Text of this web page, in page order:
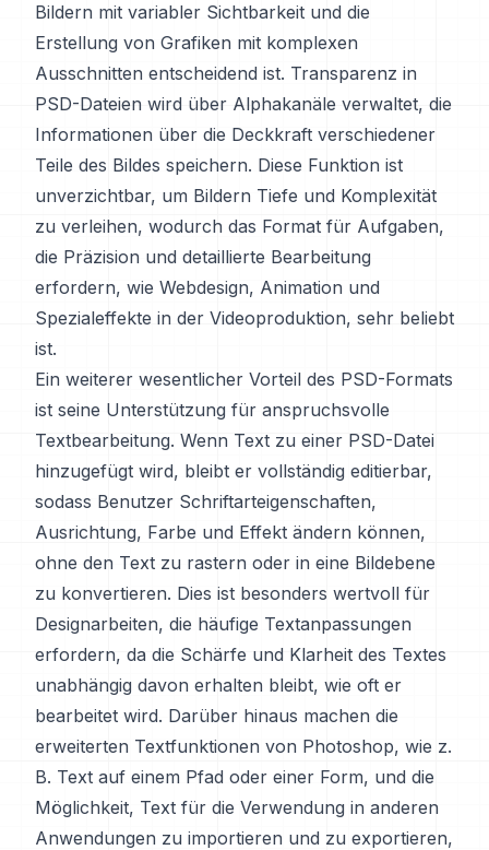
Bildern mit variabler Sichtbarkeit und die
Erstellung von Grafiken mit komplexen
Ausschnitten entscheidend ist. Transparenz in
PSD-Dateien wird über Alphakanäle verwaltet, die
Informationen über die Deckkraft verschiedener
Teile des Bildes speichern. Diese Funktion ist
unverzichtbar, um Bildern Tiefe und Komplexität
zu verleihen, wodurch das Format für Aufgaben,
die Präzision und detaillierte Bearbeitung
erfordern, wie Webdesign, Animation und
Spezialeffekte in der Videoproduktion, sehr beliebt
ist.
Ein weiterer wesentlicher Vorteil des PSD-Formats
ist seine Unterstützung für anspruchsvolle
Textbearbeitung. Wenn Text zu einer PSD-Datei
hinzugefügt wird, bleibt er vollständig editierbar,
sodass Benutzer Schriftarteigenschaften,
Ausrichtung, Farbe und Effekt ändern können,
ohne den Text zu rastern oder in eine Bildebene
zu konvertieren. Dies ist besonders wertvoll für
Designarbeiten, die häufige Textanpassungen
erfordern, da die Schärfe und Klarheit des Textes
unabhängig davon erhalten bleibt, wie oft er
bearbeitet wird. Darüber hinaus machen die
erweiterten Textfunktionen von Photoshop, wie z.
B. Text auf einem Pfad oder einer Form, und die
Möglichkeit, Text für die Verwendung in anderen
Anwendungen zu importieren und zu exportieren,